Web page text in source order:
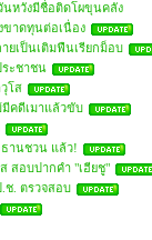
นหวังมีชื่อติดโผขุนคลัง
ขาดทุนต่อเนื่อง
ยเป็นเติมฟืนเรียกม็อบ
ระชาชน
โส
มีคดีเมาแล้วขับ
านชวน แล้ว!
สอบปากคำ "เฮียชู"
.ช. ตรวจสอบ